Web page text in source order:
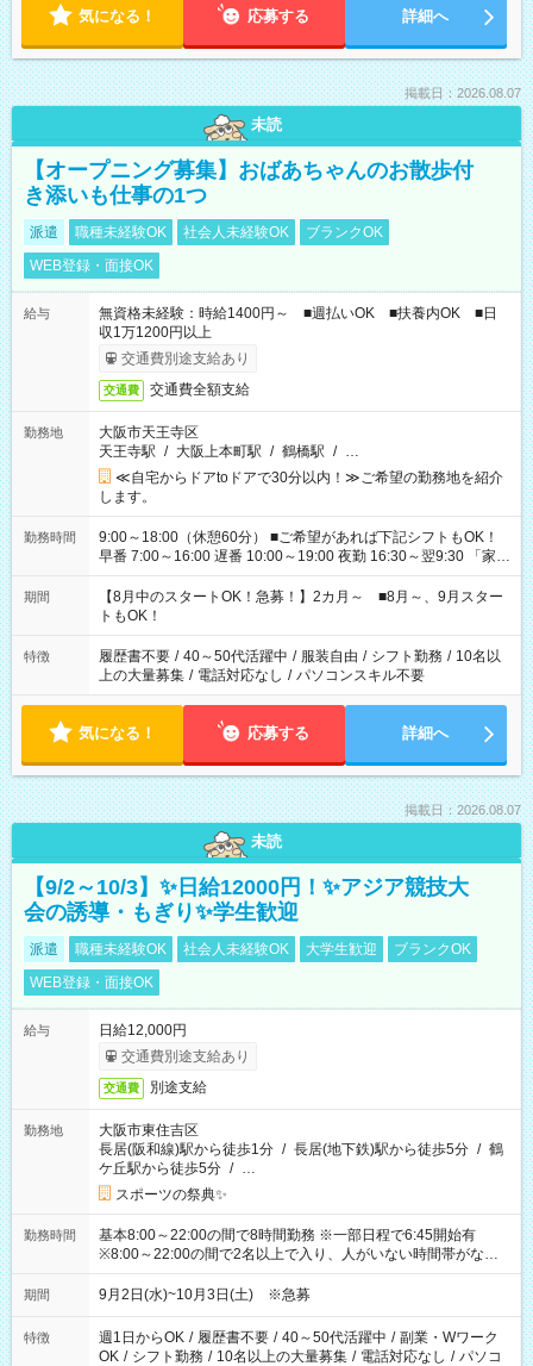
気になる！ 応募する 詳細へ
掲載日：2026.08.07
未読
【オープニング募集】おばあちゃんのお散歩付
き添いも仕事の1つ
派遣 職種未経験OK 社会人未経験OK
ブランクOK
WEB登録・面接OK
給与
無資格未経験：時給1400円～ ■週払いOK ■扶養内OK ■日
収1万1200円以上
交通費別途支給あり
交通費 交通費全額支給
勤務地
大阪市天王寺区
天王寺駅 / 大阪上本町駅 / 鶴橋駅 / …
≪自宅からドアtoドアで30分以内！≫ご希望の勤務地を紹介
します。
勤務時間
9:00～18:00（休憩60分） ■ご希望があれば下記シフトもOK！
早番 7:00～16:00 遅番 10:00～19:00 夜勤 16:30～翌9:30 「家族
と休みを合わせたい」 「余裕を持って夕飯の準備がしたい」
「できれば残業はしたくない」 など、ご希望を教えてください
ね。 ※Wワーク希望の方へ 今ご覧のお仕事で希望する勤務時間
と、もう1つのお仕事の勤務時間。 合計で週40時間を超える場
合は応募できません。
期間
【8月中のスタートOK！急募！】2カ月～ ■8月～、9月スター
トもOK！
特徴 履歴書不要 / 40～50代活躍中 / 服装自由 / シフト勤務 / 10名以
上の大量募集 / 電話対応なし / パソコンスキル不要
気になる！ 応募する 詳細へ
掲載日：2026.08.07
未読
【9/2～10/3】✨日給12000円！✨アジア競技大
会の誘導・もぎり✨学生歓迎
派遣 職種未経験OK 社会人未経験OK 大学生歓迎
ブランクOK
WEB登録・面接OK
給与
日給12,000円
交通費別途支給あり
交通費 別途支給
勤務地
大阪市東住吉区
長居(阪和線)駅から徒歩1分 / 長居(地下鉄)駅から徒歩5分 / 鶴
ケ丘駅から徒歩5分 / …
スポーツの祭典✨
勤務時間
基本8:00～22:00の間で8時間勤務 ※一部日程で6:45開始有
※8:00～22:00の間で2名以上で入り、人がいない時間帯がない
ように相方と時間を分け合うイメージです
期間 9月2日(水)~10月3日(土) ※急募
特徴 週1日からOK / 履歴書不要 / 40～50代活躍中 / 副業・Wワーク
OK / シフト勤務 / 10名以上の大量募集 / 電話対応なし / パソコ